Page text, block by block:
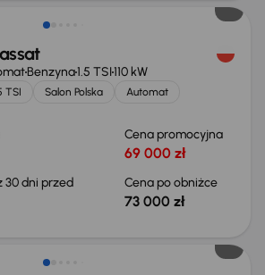
Benzyna1.5 TSI110 kW
TSI Salon Polska
Automat
Cena promocyjna
69 000 zł
30 dni przed
Cena po obniżce
73 000 zł
VAT